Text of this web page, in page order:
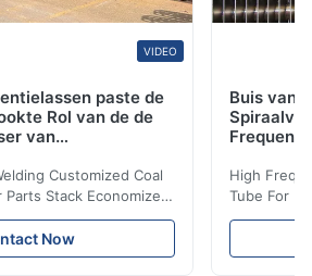
VIDEO
paste de
Rol van de de
van
Customized Coal
Parts Stack Economizer
Boiler Economizer is
device that helps to
operation by saving the
Now
Buis van
High
Tube For
reduce the